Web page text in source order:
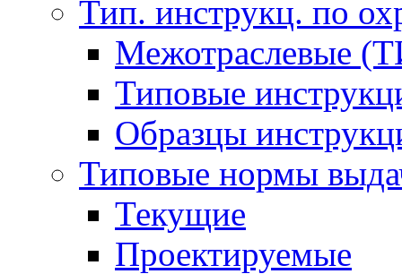
Тип. инструкц. по
Межотраслевые
Типовые
Образцы
Типовые нормы
Текущие
Проектируемые